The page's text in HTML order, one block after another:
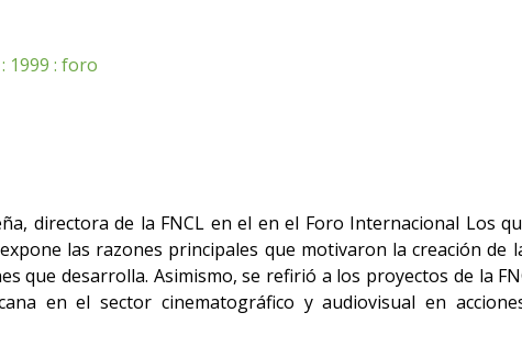
1999 : foro
directora de la FNCL en el en el Foro Internacional Los
las razones principales que motivaron la creación de
que desarrolla. Asimismo, se refirió a los proyectos de la
en el sector cinematográfico y audiovisual en